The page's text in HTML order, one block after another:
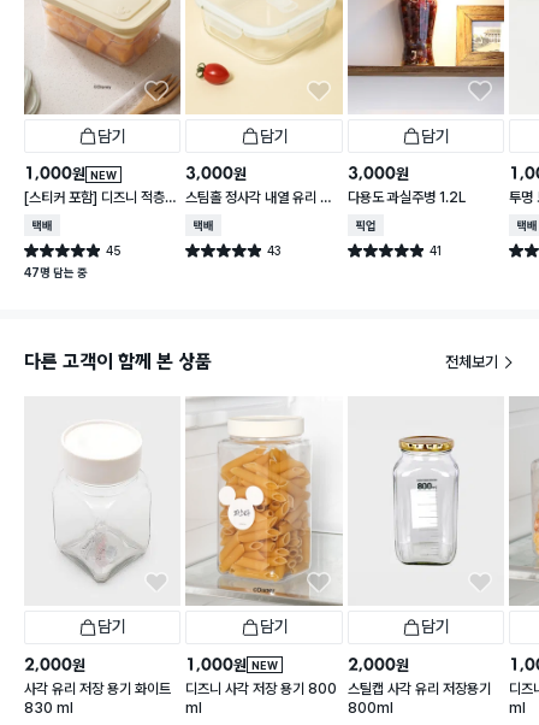
담기
NEW
1,000원
[스티커 포함] 디즈니 적층
가능한 말랑핏 600 ml 아
이보리
택배배송
별점 4.9점 45
건 작성
47명 담는 중
담기
3,000원
스팀홀 정사각 내열 유리 찬
통 1.2 L
택배배송
별점 4.9점 43
건 작성
담기
3,000원
다용도 과실주병 1.2L
매장픽업
별점 4.9점 41
건 작성
투명
택배
별점
다른 고객이 함께 본 상품 전체보기
담기
2,000원
사각 유리 저장 용기 화이트
830 ml
담기
NEW
1,000원
디즈니 사각 저장 용기 800
ml
담기
2,000원
스틸캡 사각 유리 저장용기
800ml
디즈
ml